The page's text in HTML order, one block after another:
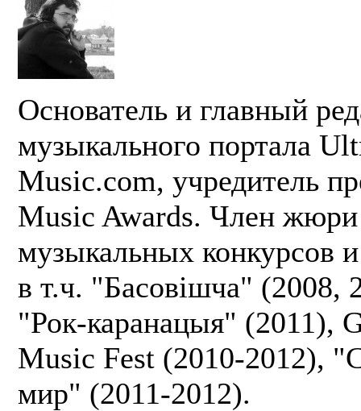
Основатель и главный
музыкального портала
Music.com, учредитель
Music Awards. Член жюри
музыкальных конкурсов
в т.ч. "Басовішча" (2008,
"Рок-каранацыя" (2011),
Music Fest (2010-2012),
мир" (2011-2012).